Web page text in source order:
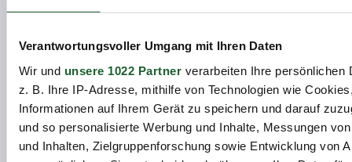
Verantwortungsvoller Umgang mit Ihren Daten
Wir und unsere 1022 Partnerverarbeiten Ihre persönlichen
z. B. Ihre IP-Adresse, mithilfe von Technologien wie
Informationen auf Ihrem Gerät zu speichern und darauf
und so personalisierte Werbung und Inhalte, Messungen
und Inhalten, Zielgruppenforschung sowie Entwicklung von
Charlottenburg, Haus der
Wirtschaft
Details
Kursanfrage